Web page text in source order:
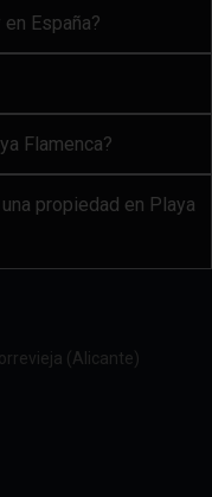
España?
Flamenca?
propiedad en Playa
(Alicante)